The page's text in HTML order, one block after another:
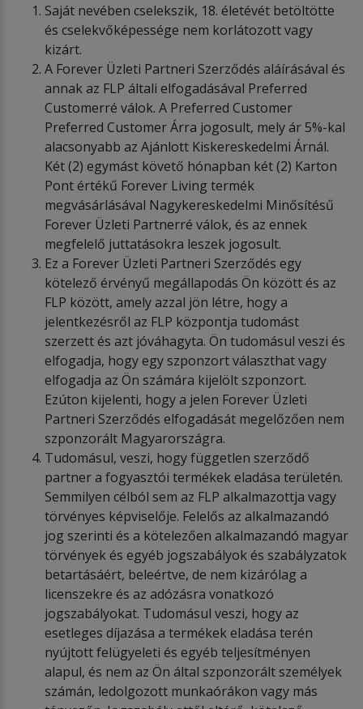
Saját nevében cselekszik, 18. életévét betöltötte
és cselekvőképessége nem korlátozott vagy
kizárt.
A Forever Üzleti Partneri Szerződés aláírásával és
annak az FLP általi elfogadásával Preferred
Customerré válok. A Preferred Customer
Preferred Customer Árra jogosult, mely ár 5%-kal
alacsonyabb az Ajánlott Kiskereskedelmi Árnál.
Két (2) egymást követő hónapban két (2) Karton
Pont értékű Forever Living termék
megvásárlásával Nagykereskedelmi Minősítésű
Forever Üzleti Partnerré válok, és az ennek
megfelelő juttatásokra leszek jogosult.
Ez a Forever Üzleti Partneri Szerződés egy
kötelező érvényű megállapodás Ön között és az
FLP között, amely azzal jön létre, hogy a
jelentkezésről az FLP központja tudomást
szerzett és azt jóváhagyta. Ön tudomásul veszi és
elfogadja, hogy egy szponzort választhat vagy
elfogadja az Ön számára kijelölt szponzort.
Ezúton kijelenti, hogy a jelen Forever Üzleti
Partneri Szerződés elfogadását megelőzően nem
szponzorált Magyarországra.
Tudomásul, veszi, hogy független szerződő
partner a fogyasztói termékek eladása területén.
Semmilyen célból sem az FLP alkalmazottja vagy
törvényes képviselője. Felelős az alkalmazandó
jog szerinti és a kötelezően alkalmazandó magyar
törvények és egyéb jogszabályok és szabályzatok
betartásáért, beleértve, de nem kizárólag a
licenszekre és az adózásra vonatkozó
jogszabályokat. Tudomásul veszi, hogy az
esetleges díjazása a termékek eladása terén
nyújtott felügyeleti és egyéb teljesítményen
alapul, és nem az Ön által szponzorált személyek
számán, ledolgozott munkaórákon vagy más